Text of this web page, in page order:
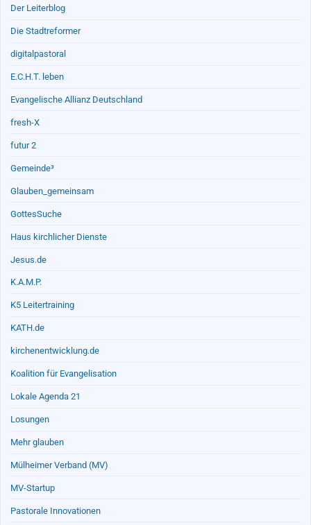
Der Leiterblog
Die Stadtreformer
digitalpastoral
E.C.H.T. leben
Evangelische Allianz Deutschland
fresh-X
futur 2
Gemeinde³
Glauben_gemeinsam
GottesSuche
Haus kirchlicher Dienste
Jesus.de
K.A.M.P.
K5 Leitertraining
KATH.de
kirchenentwicklung.de
Koalition für Evangelisation
Lokale Agenda 21
Losungen
Mehr glauben
Mülheimer Verband (MV)
MV-Startup
Pastorale Innovationen